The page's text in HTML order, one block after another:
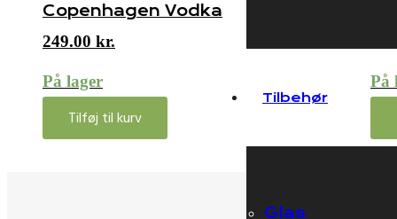
Tilbehør
Glas
Copenhagen Vodka
249.00 kr.
På lager
Tilføj til kurv
På